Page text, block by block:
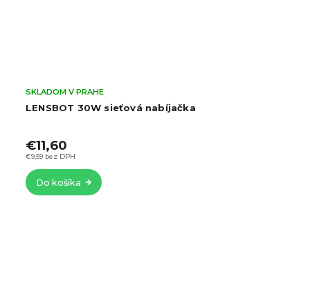
LENSBOT 30W sieťová nabíjačka
SKLADOM V PRAHE
€9,59 bez DPH
€11,60
Do košíka